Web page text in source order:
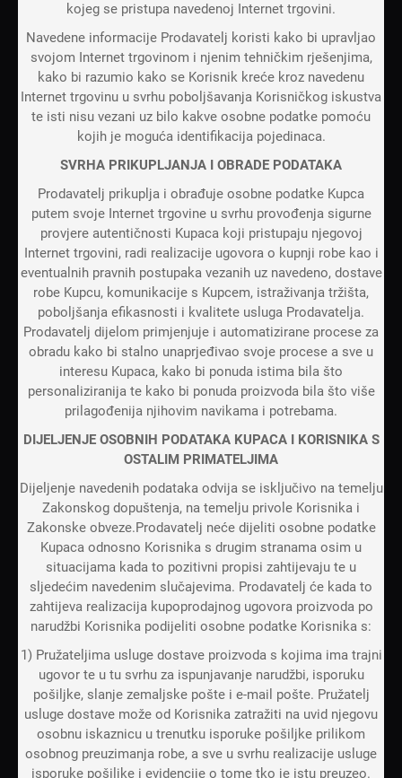
kojeg se pristupa navedenoj Internet trgovini.
Navedene informacije Prodavatelj koristi kako bi upravljao
svojom Internet trgovinom i njenim tehničkim rješenjima,
kako bi razumio kako se Korisnik kreće kroz navedenu
Internet trgovinu u svrhu poboljšavanja Korisničkog iskustva
te isti nisu vezani uz bilo kakve osobne podatke pomoću
kojih je moguća identifikacija pojedinaca.
SVRHA PRIKUPLJANJA I OBRADE PODATAKA
Prodavatelj prikuplja i obrađuje osobne podatke Kupca
putem svoje Internet trgovine u svrhu provođenja sigurne
provjere autentičnosti Kupaca koji pristupaju njegovoj
Internet trgovini, radi realizacije ugovora o kupnji robe kao i
eventualnih pravnih postupaka vezanih uz navedeno, dostave
robe Kupcu, komunikacije s Kupcem, istraživanja tržišta,
poboljšanja efikasnosti i kvalitete usluga Prodavatelja.
Prodavatelj dijelom primjenjuje i automatizirane procese za
obradu kako bi stalno unaprjeđivao svoje procese a sve u
interesu Kupaca, kako bi ponuda istima bila što
personaliziranija te kako bi ponuda proizvoda bila što više
prilagođenija njihovim navikama i potrebama.
DIJELJENJE OSOBNIH PODATAKA KUPACA I KORISNIKA S
OSTALIM PRIMATELJIMA
Dijeljenje navedenih podataka odvija se isključivo na temelju
Zakonskog dopuštenja, na temelju privole Korisnika i
Zakonske obveze.Prodavatelj neće dijeliti osobne podatke
Kupaca odnosno Korisnika s drugim stranama osim u
situacijama kada to pozitivni propisi zahtijevaju te u
sljedećim navedenim slučajevima. Prodavatelj će kada to
zahtijeva realizacija kupoprodajnog ugovora proizvoda po
narudžbi Korisnika podijeliti osobne podatke Korisnika s:
1) Pružateljima usluge dostave proizvoda s kojima ima trajni
ugovor te u tu svrhu za ispunjavanje narudžbi, isporuku
pošiljke, slanje zemaljske pošte i e-mail pošte. Pružatelj
usluge dostave može od Korisnika zatražiti na uvid njegovu
osobnu iskaznicu u trenutku isporuke pošiljke prilikom
osobnog preuzimanja robe, a sve u svrhu realizacije usluge
isporuke pošiljke i evidencije o tome tko je istu preuzeo.